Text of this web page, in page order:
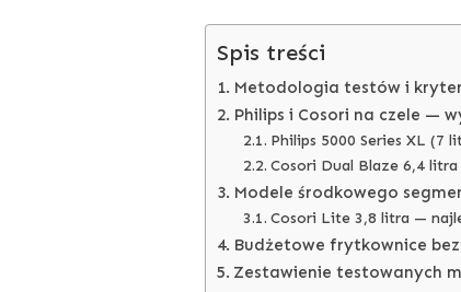
Spis treści
Metodologia testów i
Philips i Cosori na czele —
Philips 5000 Series XL (7
Cosori Dual Blaze 6,4
Modele środkowego
Cosori Lite 3,8 litra —
Budżetowe frytkownice
Zestawienie testowanych